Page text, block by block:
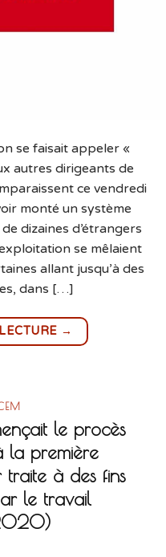
se faisait appeler «
autres dirigeants de
ce vendredi
monté un système
dizaines d’étrangers
se mêlaient
allant jusqu’à des
dans […]
→
le procès
la première
à des fins
le travail